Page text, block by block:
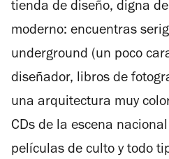
tienda de diseño, digna
moderno: encuentras
underground (un poco
diseñador, libros de
una arquitectura muy
CDs de la escena
películas de culto y todo